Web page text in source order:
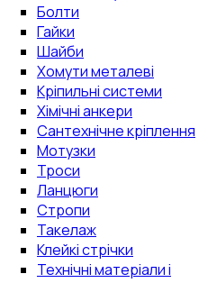
Болти
Гайки
Шайби
Хомути металеві
Кріпильні системи
Хімічні анкери
Сантехнічне кріплення
Мотузки
Троси
Ланцюги
Стропи
Такелаж
Клейкі стрічки
Технічні матеріали і